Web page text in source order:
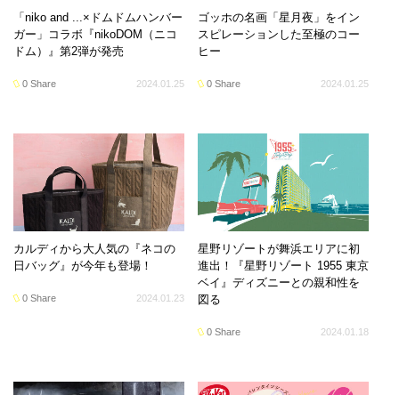
「niko and ...×ドムドムハンバー
ガー」コラボ『nikoDOM（ニコ
ドム）』第2弾が発売
0 Share 2024.01.25
ゴッホの名画「星月夜」をイン
スピレーションした至極のコー
ヒー
0 Share 2024.01.25
カルディから大人気の『ネコの
日バッグ』が今年も登場！
0 Share 2024.01.23
星野リゾートが舞浜エリアに初
進出！『星野リゾート 1955 東京
ベイ』ディズニーとの親和性を
図る
0 Share 2024.01.18